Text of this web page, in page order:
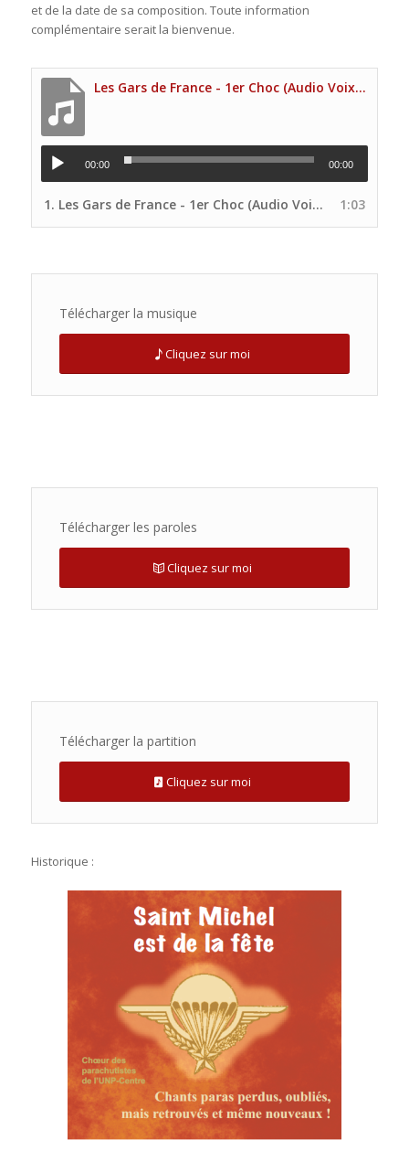
et de la date de sa composition. Toute information
complémentaire serait la bienvenue.
Les Gars de France - 1er Choc (Audio Voix principale Site UNP)
00:00 00:00
1. Les Gars de France - 1er Choc (Audio Voix principale Site UNP) 1:03
Télécharger la musique
Cliquez sur moi
Télécharger les paroles
Cliquez sur moi
Télécharger la partition
Cliquez sur moi
Historique :